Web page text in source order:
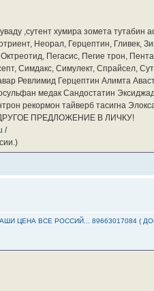
,сутент хумира зомета
Неорал, Герцептин, Гливек,
Пегасис, Пегие трон,
Симдакс, Симулект, Спрайсел,
Ревлимид Герцептин Алимта
медак Сандостатин
рекормон тайверб тасигна
ПРЕДЛОЖЕНИЕ В ЛИЧКУ!
/
ЦЕНА ВСЕ РОССИЙ... 89663017084 (